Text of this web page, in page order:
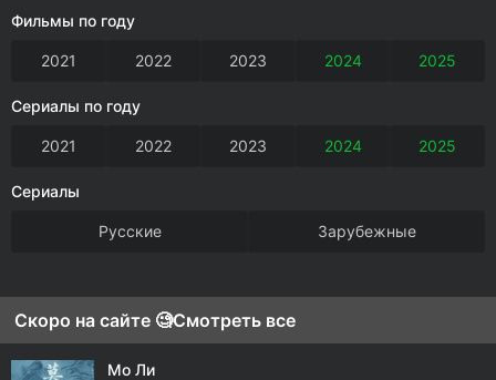
Фильмы по году
2021 2022 2023 2024 2025
Сериалы по году
2021 2022 2023 2024 2025
Сериалы
Русские Зарубежные
Скоро на сайте 🧐Смотреть все
Мо Ли